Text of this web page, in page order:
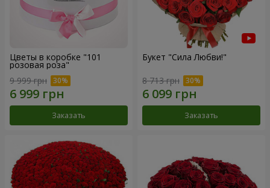
Цветы в коробке "101
розовая роза"
9 999 грн
Заказать
Букет "Сила Любви!"
8 713 грн
Заказать